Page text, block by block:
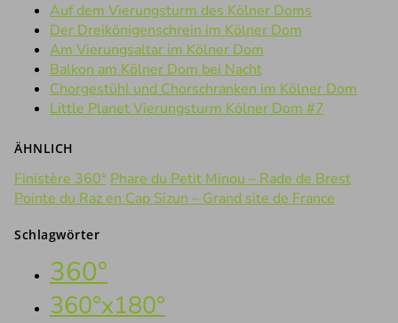
Auf dem Vierungsturm des Kölner Doms
Der Dreikönigenschrein im Kölner Dom
Am Vierungsaltar im Kölner Dom
Balkon am Kölner Dom bei Nacht
Chorgestühl und Chorschranken im Kölner Dom
Little Planet Vierungsturm Kölner Dom #7
ÄHNLICH
Finistère 360° Phare du Petit Minou – Rade de Brest
Pointe du Raz en Cap Sizun – Grand site de France
Schlagwörter
360°
360°x180°